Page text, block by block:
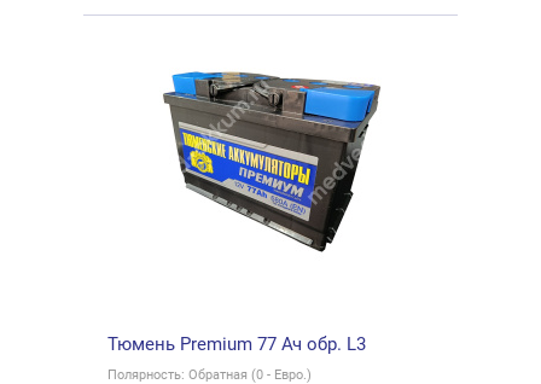
Тюмень Premium 77 Ач обр. L3
Полярность: Обратная (0 - Евро.)